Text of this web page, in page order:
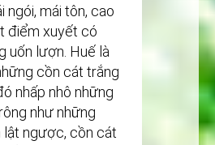
ngói, mái tôn, cao
điểm xuyết có
uốn lượn. Huế là
cồn cát trắng
nhấp nhô những
như những
lật ngược, cồn cát